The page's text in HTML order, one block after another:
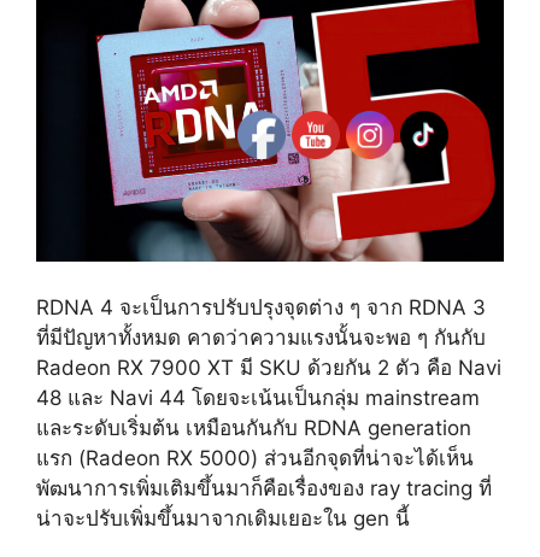
RDNA 4 จะเป็นการปรับปรุงจุดต่าง ๆ จาก RDNA 3
ที่มีปัญหาทั้งหมด คาดว่าความแรงนั้นจะพอ ๆ กันกับ
Radeon RX 7900 XT มี SKU ด้วยกัน 2 ตัว คือ Navi
48 และ Navi 44 โดยจะเน้นเป็นกลุ่ม mainstream
และระดับเริ่มต้น เหมือนกันกับ RDNA generation
แรก (Radeon RX 5000) ส่วนอีกจุดที่น่าจะได้เห็น
พัฒนาการเพิ่มเติมขึ้นมาก็คือเรื่องของ ray tracing ที่
น่าจะปรับเพิ่มขึ้นมาจากเดิมเยอะใน gen นี้